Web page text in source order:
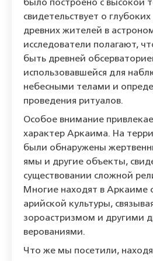
было построено с высокой
свидетельствует о
древних жителей в
исследователи полагают,
быть древней
использовавшейся для
небесными телами и
проведения ритуалов.
Особое внимание
характер Аркаима. На
были обнаружены
ямы и другие объекты,
существовании сложной
Многие находят в Аркаиме
арийской культуры,
зороастризмом и другими
верованиями.
Что же мы посетили,